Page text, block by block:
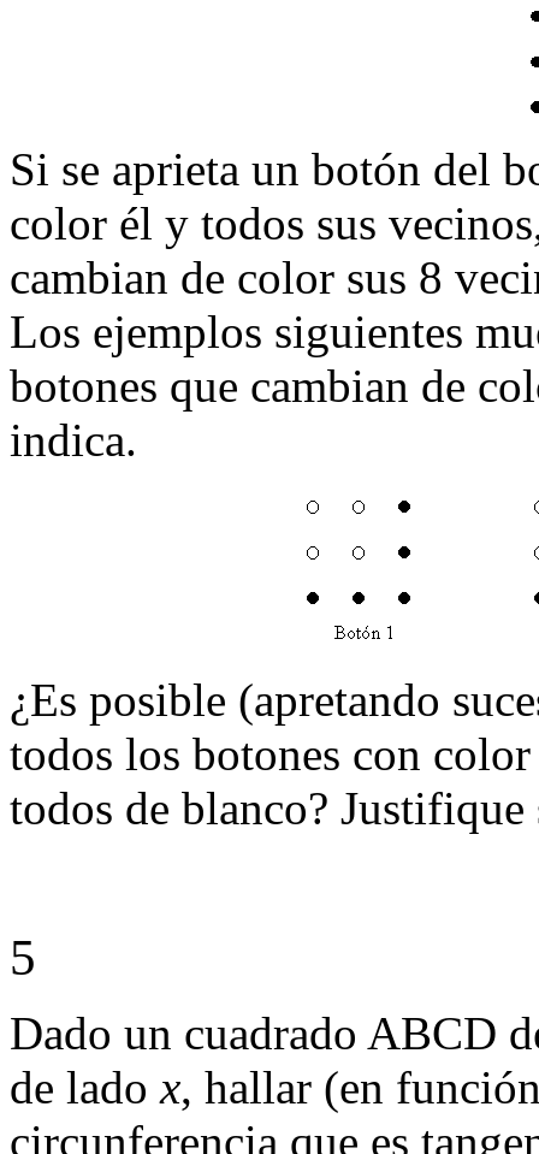
Si se aprieta un botón del
color él y todos sus
cambian de color sus 8
Los ejemplos siguientes
botones que cambian de
indica.
¿Es posible (apretando
todos los botones con
todos de blanco? Justifique
5
Dado un cuadrado ABCD
de ladox, hallar (en
circunferencia que es